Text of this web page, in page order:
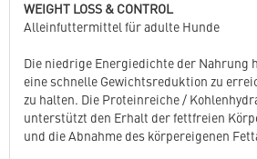
WEIGHT LOSS & CONTROL
Alleinfuttermittel für adulte Hunde
Die niedrige Energiedichte der Nahrung
eine schnelle Gewichtsreduktion zu
zu halten. Die Proteinreiche /
unterstützt den Erhalt der fettfreien
und die Abnahme des körpereigenen